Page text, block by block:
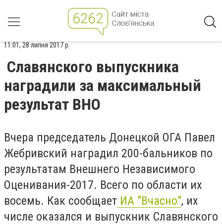
11:01, 28 липня 2017 р.
Славянского выпускника
наградили за максимальный
результат ВНО
Вчера председатель Донецкой ОГА Павел
Жебривский наградил 200-бальников по
результатам Внешнего Независимого
Оценивания-2017. Всего по области их
восемь. Как сообщает ИА "Вчасно", их
числе оказался и выпускник Славянского